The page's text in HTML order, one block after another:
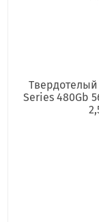
Твердотелый
Series 480Gb